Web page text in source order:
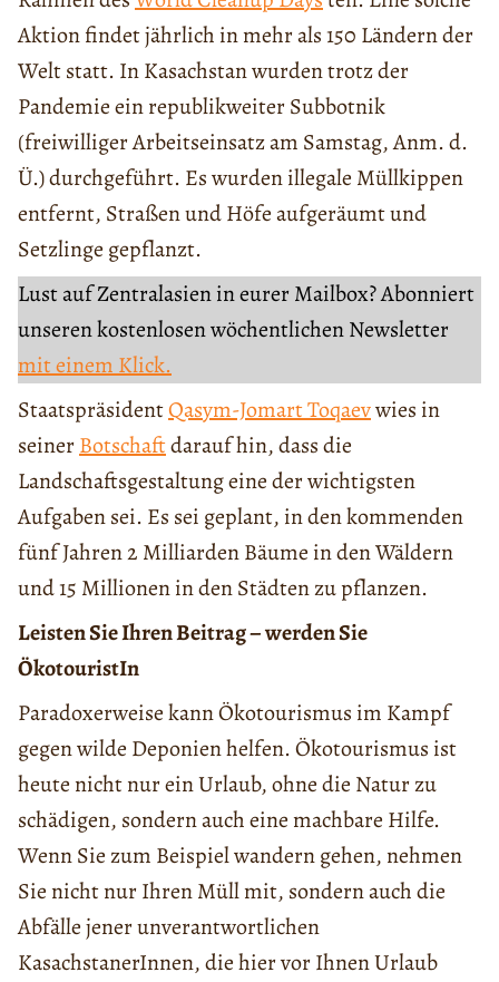
Aktion findet jährlich in mehr als 150 Ländern der
Welt statt. In Kasachstan wurden trotz der
Pandemie ein republikweiter Subbotnik
(freiwilliger Arbeitseinsatz am Samstag, Anm. d.
Ü.) durchgeführt. Es wurden illegale Müllkippen
entfernt, Straßen und Höfe aufgeräumt und
Setzlinge gepflanzt.
Lust auf Zentralasien in eurer Mailbox? Abonniert
unseren kostenlosen wöchentlichen Newsletter
mit einem Klick.
StaatspräsidentQasym-Jomart Toqaevwies in
seinerBotschaftdarauf hin, dass die
Landschaftsgestaltung eine der wichtigsten
Aufgaben sei. Es sei geplant, in den kommenden
fünf Jahren 2 Milliarden Bäume in den Wäldern
und 15 Millionen in den Städten zu pflanzen.
Leisten Sie Ihren Beitrag – werden Sie
ÖkotouristIn
Paradoxerweise kann Ökotourismus im Kampf
gegen wilde Deponien helfen. Ökotourismus ist
heute nicht nur ein Urlaub, ohne die Natur zu
schädigen, sondern auch eine machbare Hilfe.
Wenn Sie zum Beispiel wandern gehen, nehmen
Sie nicht nur Ihren Müll mit, sondern auch die
Abfälle jener unverantwortlichen
KasachstanerInnen, die hier vor Ihnen Urlaub